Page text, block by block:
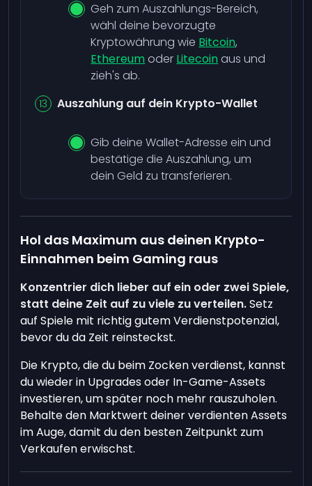
Geh zum Auszahlungs-Bereich,
wähl deine bevorzugte
Kryptowährung wie Bitcoin,
Ethereumoder Litecoinaus und
zieh's ab.
Auszahlung auf dein Krypto-Wallet
Gib deine Wallet-Adresse ein und
bestätige die Auszahlung, um
dein Geld zu transferieren.
Hol das Maximum aus deinen Krypto-
Einnahmen beim Gaming raus
Konzentrier dich lieber auf ein oder zwei Spiele,
statt deine Zeit auf zu viele zu verteilen.Setz
auf Spiele mit richtig gutem Verdienstpotenzial,
bevor du da Zeit reinsteckst.
Die Krypto, die du beim Zocken verdienst, kannst
du wieder in Upgrades oder In-Game-Assets
investieren, um später noch mehr rauszuholen.
Behalte den Marktwert deiner verdienten Assets
im Auge, damit du den besten Zeitpunkt zum
Verkaufen erwischst.